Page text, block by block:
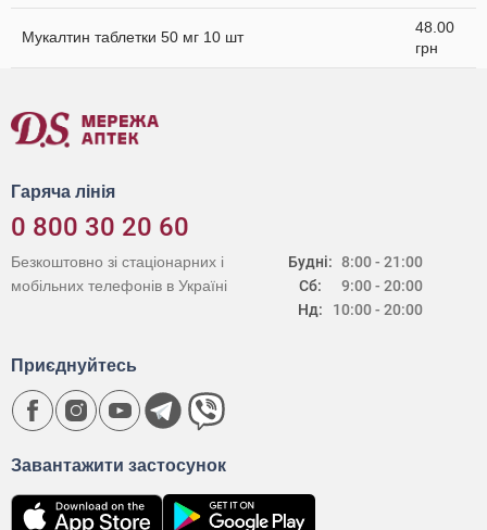
Мукалтин таблетки 50 мг 10 шт
48.00
грн
Гаряча лінія
0 800 30 20 60
Будні:
Сб:
Нд:
8:00 - 21:00
9:00 - 20:00
10:00 - 20:00
Безкоштовно зі стаціонарних і
мобільних телефонів в Україні
Завантажити застосунок
Приєднуйтесь